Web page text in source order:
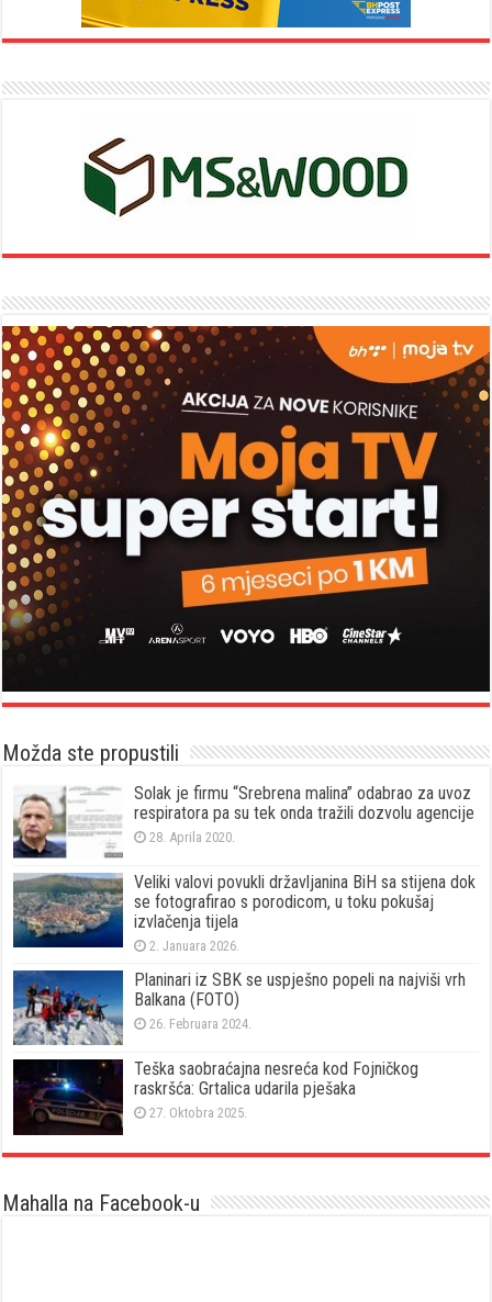
Možda ste propustili
Solak je firmu “Srebrena malina” odabrao za uvoz
respiratora pa su tek onda tražili dozvolu agencije
28. Aprila 2020.
Veliki valovi povukli državljanina BiH sa stijena dok
se fotografirao s porodicom, u toku pokušaj
izvlačenja tijela
2. Januara 2026.
Planinari iz SBK se uspješno popeli na najviši vrh
Balkana (FOTO)
26. Februara 2024.
Teška saobraćajna nesreća kod Fojničkog
raskršća: Grtalica udarila pješaka
27. Oktobra 2025.
Mahalla na Facebook-u